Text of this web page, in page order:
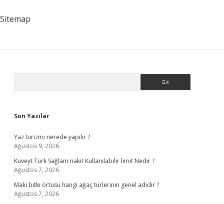
Sitemap
Son Yazılar
Yaz turizmi nerede yapılır ?
Ağustos 9, 2026
Kuveyt Türk Sağlam nakit Kullanılabilir limit Nedir ?
Ağustos 7, 2026
Maki bitki örtüsü hangi ağaç türlerinin genel adıdır ?
Ağustos 7, 2026